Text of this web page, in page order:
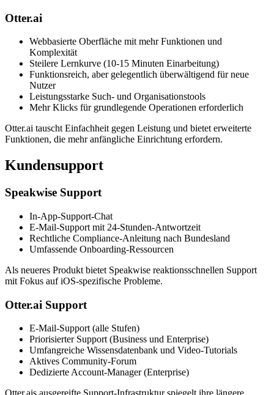
Otter.ai
Webbasierte Oberfläche mit mehr Funktionen und
Komplexität
Steilere Lernkurve (10-15 Minuten Einarbeitung)
Funktionsreich, aber gelegentlich überwältigend für neue
Nutzer
Leistungsstarke Such- und Organisationstools
Mehr Klicks für grundlegende Operationen erforderlich
Otter.ai tauscht Einfachheit gegen Leistung und bietet erweiterte
Funktionen, die mehr anfängliche Einrichtung erfordern.
Kundensupport
Speakwise Support
In-App-Support-Chat
E-Mail-Support mit 24-Stunden-Antwortzeit
Rechtliche Compliance-Anleitung nach Bundesland
Umfassende Onboarding-Ressourcen
Als neueres Produkt bietet Speakwise reaktionsschnellen Support
mit Fokus auf iOS-spezifische Probleme.
Otter.ai Support
E-Mail-Support (alle Stufen)
Priorisierter Support (Business und Enterprise)
Umfangreiche Wissensdatenbank und Video-Tutorials
Aktives Community-Forum
Dedizierte Account-Manager (Enterprise)